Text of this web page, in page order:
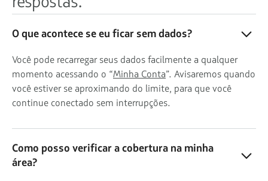
O que acontece se eu ficar sem dados?
Você pode recarregar seus dados facilmente a qualquer
momento acessando o “Minha Conta”. Avisaremos quando
você estiver se aproximando do limite, para que você
continue conectado sem interrupções.
Como posso verificar a cobertura na minha
área?